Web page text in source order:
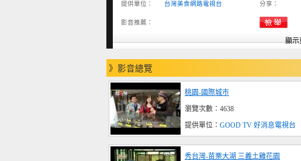
提供單位： 台灣美食網路電視台 分享：
影音推薦：
》影音總覽
桃園-國際城市
瀏覽次數：4638
提供單位： GOOD TV 好消息電視台
秀台灣-苗栗大湖 三義土雞花園